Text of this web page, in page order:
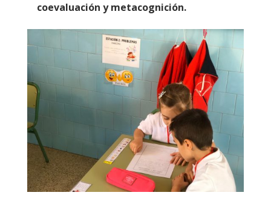
coevaluación y metacognición.